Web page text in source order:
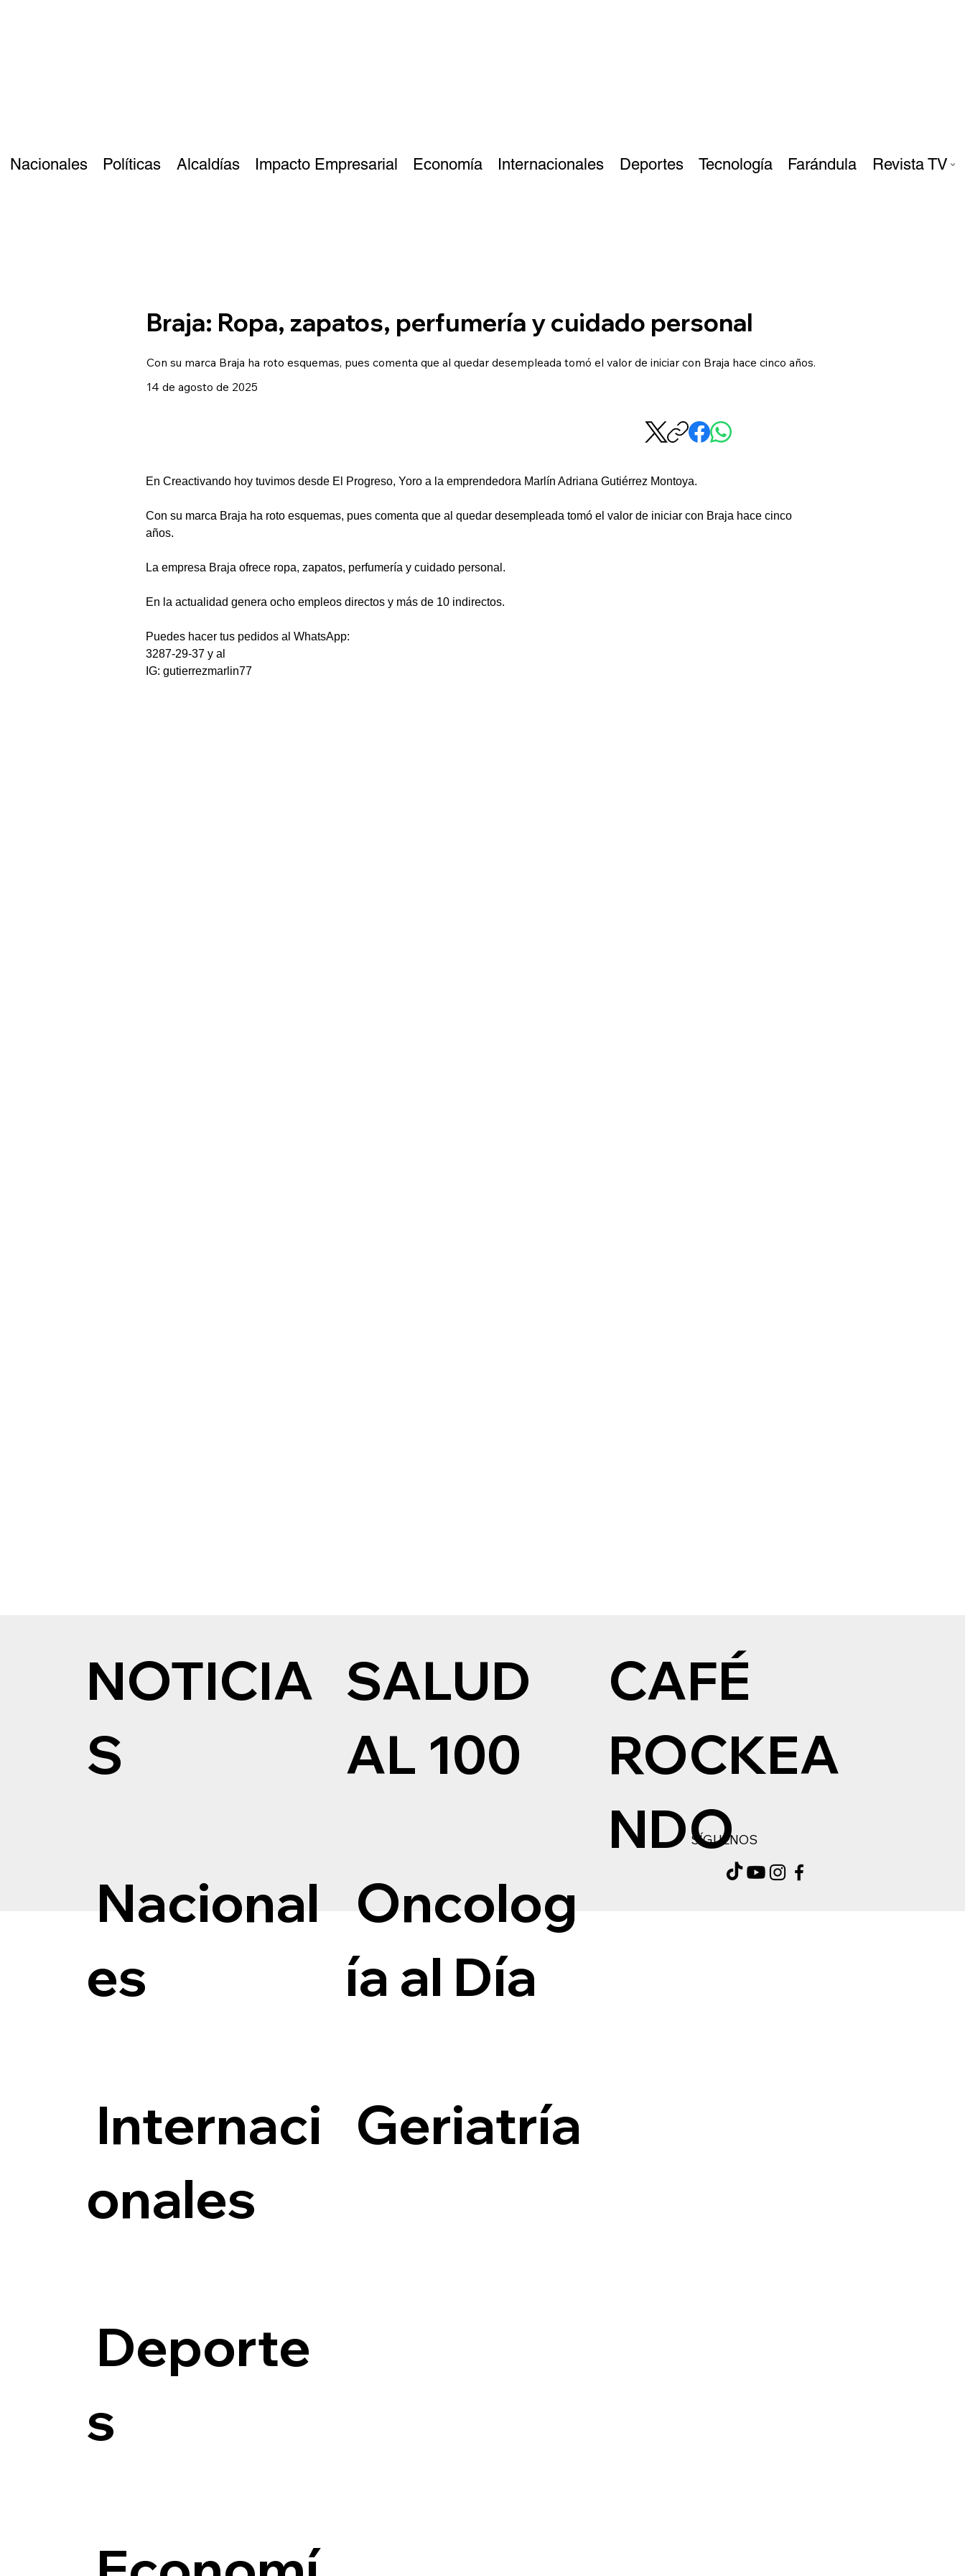
Nacionales Políticas Alcaldías Impacto Empresarial Economía Internacionales Deportes Tecnología Farándula Revista TV
Braja: Ropa, zapatos, perfumería y cuidado personal
Con su marca Braja ha roto esquemas, pues comenta que al quedar desempleada tomó el valor de iniciar con Braja hace cinco años.
14 de agosto de 2025
En Creactivando hoy tuvimos desde El Progreso, Yoro a la emprendedora Marlín Adriana Gutiérrez Montoya.
Con su marca Braja ha roto esquemas, pues comenta que al quedar desempleada tomó el valor de iniciar con Braja hace cinco
años.
La empresa Braja ofrece ropa, zapatos, perfumería y cuidado personal.
En la actualidad genera ocho empleos directos y más de 10 indirectos.
Puedes hacer tus pedidos al WhatsApp:
3287-29-37 y al
IG: gutierrezmarlin77
NOTICIA
S
Nacional
es
Internaci
onales
Deporte
s
SALUD
AL 100
Oncolog
ía al Día
Geriatría
SÍGUENOS
CAFÉ
ROCKEA
NDO